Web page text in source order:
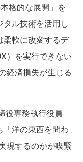
格的な展開」を
ル技術を活用し
柔軟に改変するデ
）を実行できない
経済損失が生じる
役専務執行役員
「洋の東西を問わ
現するのかが喫緊